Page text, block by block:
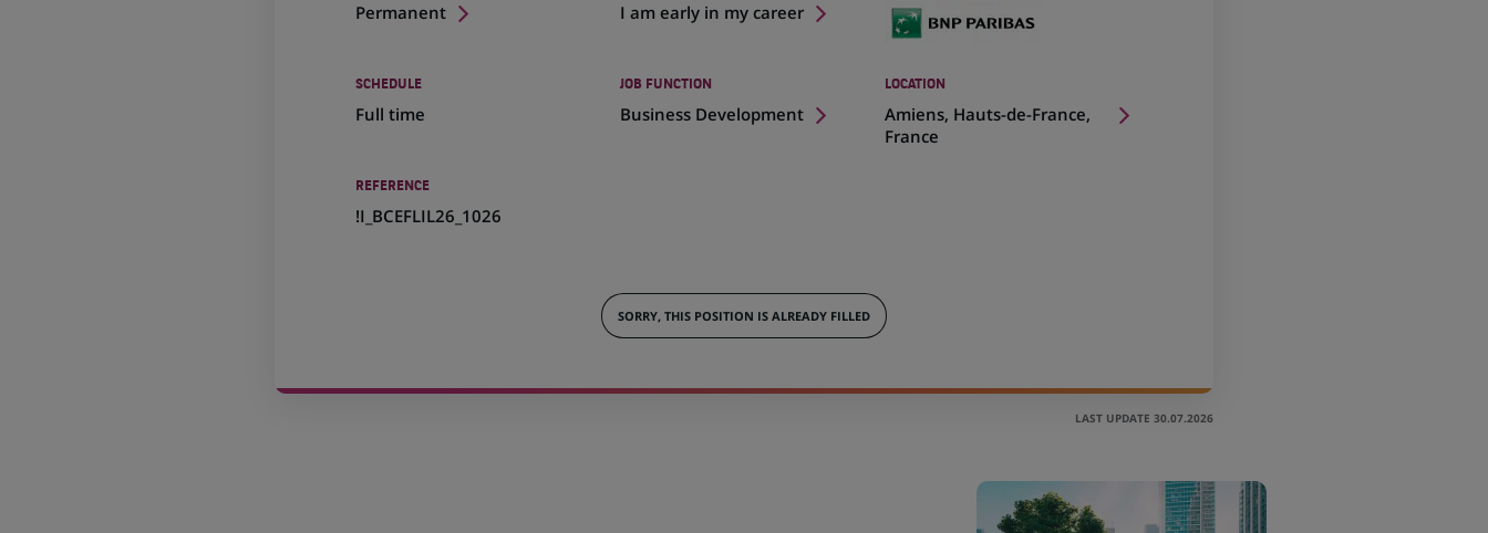
Permanent I am early in my career
SCHEDULE
Full time
JOB FUNCTION
Business Development
LOCATION
Amiens, Hauts-de-France,
France
(Opens
in
REFERENCE
!I_BCEFLIL26_1026
SORRY, THIS POSITION IS ALREADY FILLED
LAST UPDATE 30.07.2026